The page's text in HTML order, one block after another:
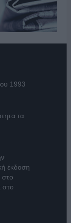
1993
τα
έκδοση
στο
στο